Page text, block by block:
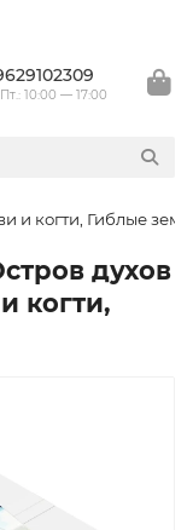
10:00 — 17:00
и когти, Гиблые
духов
когти,